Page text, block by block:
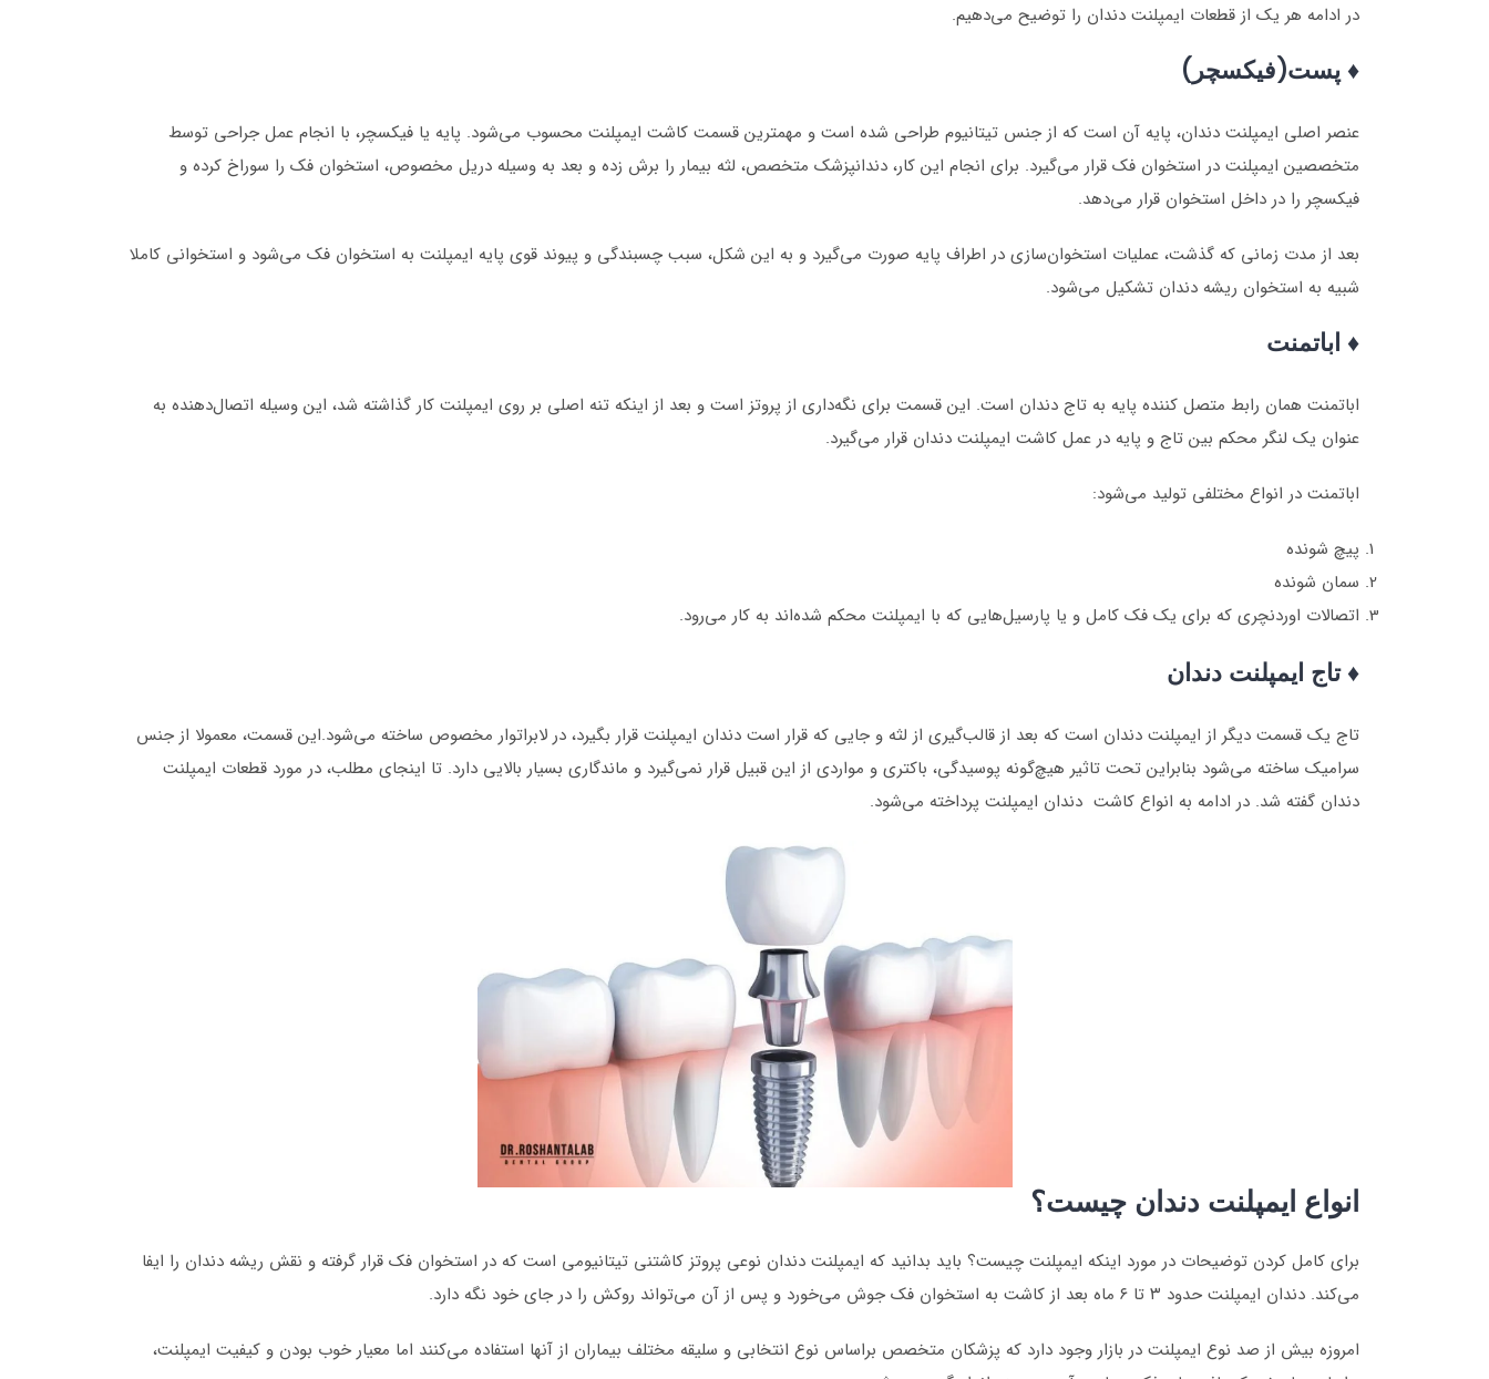
در ادامه هر یک از قطعات ایمپلنت دندان را توضیح می‌دهیم.
♦پست(فیکسچر)
عنصر اصلی ایمپلنت دندان، پایه آن است که از جنس تیتانیوم طراحی شده است و مهمترین قسمت کاشت ایمپلنت محسوب می‌شود. پایه یا فیکسچر، با انجام عمل جراحی توسط
متخصصین ایمپلنت در استخوان فک قرار می‌گیرد. برای انجام این کار، دندانپزشک متخصص، لثه بیمار را برش زده و بعد به وسیله دریل مخصوص، استخوان فک را سوراخ کرده و
فیکسچر را در داخل استخوان قرار می‌دهد.
بعد از مدت زمانی که گذشت، عملیات استخوان‌سازی در اطراف پایه صورت می‌گیرد و به این شکل، سبب چسبندگی و پیوند قوی پایه ایمپلنت به استخوان فک می‌شود و استخوانی کاملا
شبیه به استخوان ریشه دندان تشکیل می‌شود.
♦ اباتمنت
اباتمنت همان رابط متصل کننده پایه به تاج دندان است. این قسمت برای نگه‌داری از پروتز است و بعد از اینکه تنه اصلی بر روی ایمپلنت کار گذاشته شد، این وسیله اتصال‌دهنده به
عنوان یک لنگر محکم بین تاج و پایه در عمل کاشت ایمپلنت دندان قرار می‌گیرد.
اباتمنت در انواع مختلفی تولید می‌شود:
پیچ شونده
سمان شونده
اتصالات اوردنچری که برای یک فک کامل و یا پارسیل‌هایی که با ایمپلنت محکم شده‌اند به کار می‌رود.
♦ تاج ایمپلنت دندان
تاج یک قسمت دیگر از ایمپلنت دندان است که بعد از قالب‌گیری از لثه و جایی که قرار است دندان ایمپلنت قرار بگیرد، در لابراتوار مخصوص ساخته می‌شود.این قسمت، معمولا از جنس
سرامیک ساخته می‌شود بنابراین تحت تاثیر هیچ‌گونه پوسیدگی، باکتری و مواردی از این قبیل قرار نمی‌گیرد و ماندگاری بسیار بالایی دارد. تا اینجای مطلب، در مورد قطعات ایمپلنت
دندان گفته شد. در ادامه به انواع کاشت دندان ایمپلنت پرداخته می‌شود.
انواع ایمپلنت دندان چیست؟
برای کامل کردن توضیحات در مورد اینکه ایمپلنت چیست؟ باید بدانید که ایمپلنت دندان نوعی پروتز کاشتنی تیتانیومی است که در استخوان فک قرار گرفته و نقش ریشه دندان را ایفا
می‌کند. دندان ایمپلنت حدود ۳ تا ۶ ماه بعد از کاشت به استخوان فک جوش می‌خورد و پس از آن می‌تواند روکش را در جای خود نگه دارد.
امروزه بیش از صد نوع ایمپلنت در بازار وجود دارد که پزشکان متخصص براساس نوع انتخابی و سلیقه‌ مختلف بیماران از آنها استفاده می‌کنند اما معیار خوب بودن و کیفیت ایمپلنت،